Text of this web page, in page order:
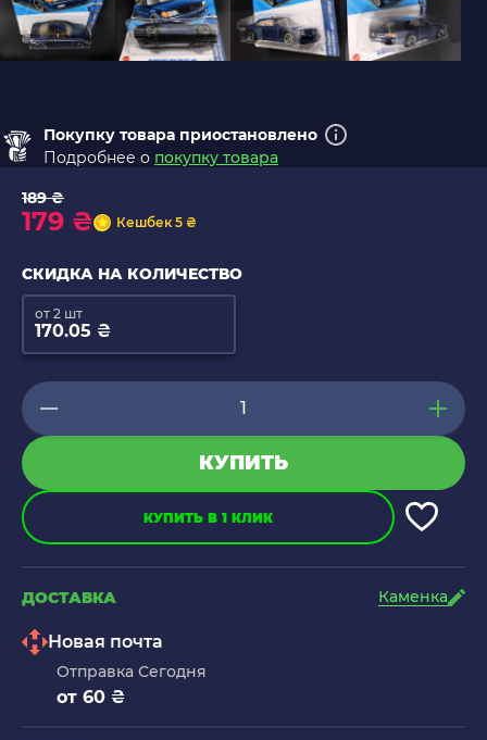
Покупку товара приостановлено
Подробнее о покупку товара
179 ₴
189 ₴
Кешбек 5 ₴
СКИДКА НА КОЛИЧЕСТВО
170.05 ₴
от 2 шт
КУПИТЬ
КУПИТЬ В 1 КЛИК
ДОСТАВКА Каменка
Новая почта
Отправка Сегодня
от 60 ₴